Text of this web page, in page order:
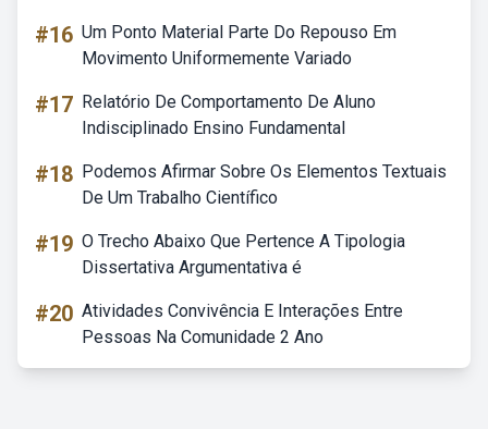
#16 Um Ponto Material Parte Do Repouso Em
Movimento Uniformemente Variado
#17 Relatório De Comportamento De Aluno
Indisciplinado Ensino Fundamental
#18 Podemos Afirmar Sobre Os Elementos Textuais
De Um Trabalho Científico
#19 O Trecho Abaixo Que Pertence A Tipologia
Dissertativa Argumentativa é
#20 Atividades Convivência E Interações Entre
Pessoas Na Comunidade 2 Ano